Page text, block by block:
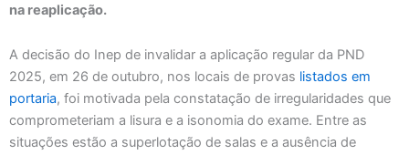
na reaplicação.
A decisão do Inep de invalidar a aplicação regular da PND
2025, em 26 de outubro, nos locais de provas listados em
portaria, foi motivada pela constatação de irregularidades que
comprometeriam a lisura e a isonomia do exame. Entre as
situações estão a superlotação de salas e a ausência de